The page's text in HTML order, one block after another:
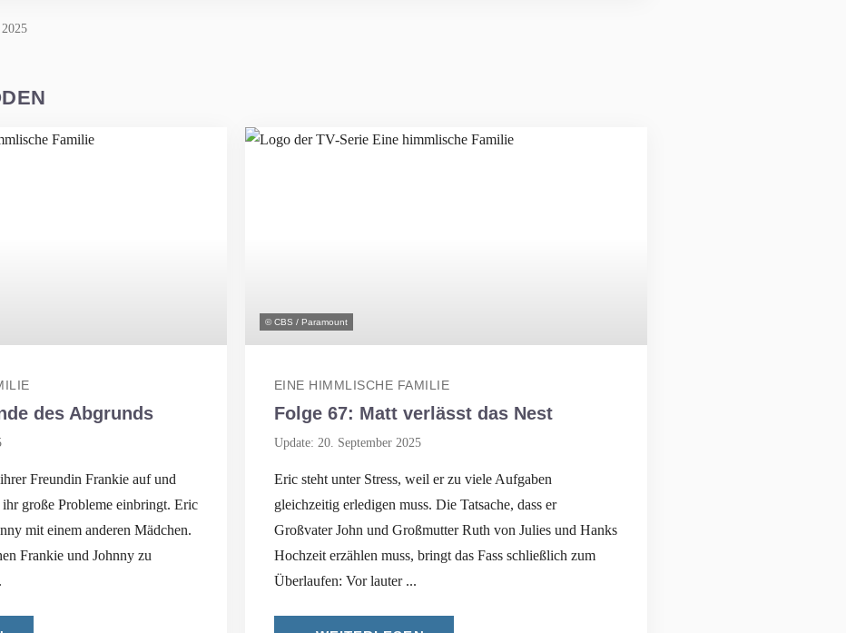
des Abgrunds
Freundin Frankie auf und
große Probleme einbringt. Eric
mit einem anderen Mädchen.
Frankie und Johnny zu
© CBS / Paramount
EINE HIMMLISCHE FAMILIE
Folge 67: Matt verlässt das Nest
Update: 20. September 2025
Eric steht unter Stress, weil er zu viele Aufgaben
gleichzeitig erledigen muss. Die Tatsache, dass er
Großvater John und Großmutter Ruth von Julies und Hanks
Hochzeit erzählen muss, bringt das Fass schließlich zum
Überlaufen: Vor lauter ...